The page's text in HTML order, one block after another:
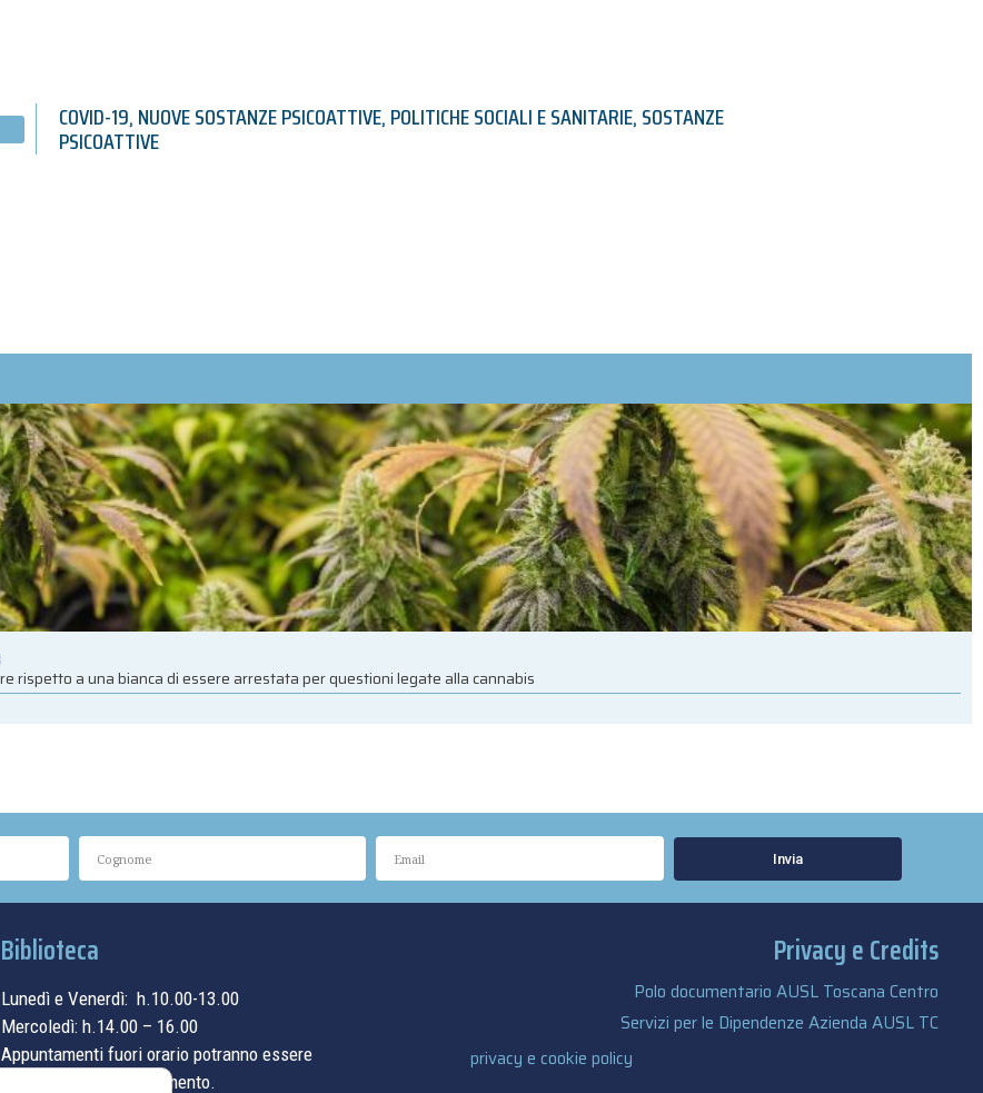
COVID-19,NUOVE SOSTANZE PSICOATTIVE,POLITICHE SOCIALI E SANITARIE,SOSTANZE
PSICOATTIVE
rispetto a una bianca di essere arrestata per questioni legate alla cannabis
Invia
Biblioteca
Lunedì e Venerdì: h.10.00-13.00
Mercoledì: h.14.00 – 16.00
Appuntamenti fuori orario potranno essere
concordati su appuntamento.
Privacy e Credits
Polo documentario AUSL Toscana Centro
Servizi per le Dipendenze Azienda AUSL TC
privacy e cookie policy